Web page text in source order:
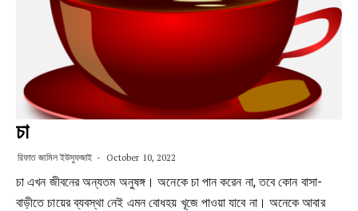
চা
রিফাত জামিল ইউসুফজাই October 10, 2022
চা এখন জীবনের অন্যতম অনুষঙ্গ। অনেকে চা পান করেন না, তবে কোন বাসা-
বাড়ীতে চায়ের ব্যবস্থা নেই এমন বোধহয় খূজে পাওয়া যাবে না। অনেকে আবার